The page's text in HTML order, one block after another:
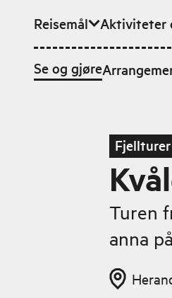
Hopp til hovedinnhold
Reisemål Aktiviteter
Se og gjøre
Turen
anna